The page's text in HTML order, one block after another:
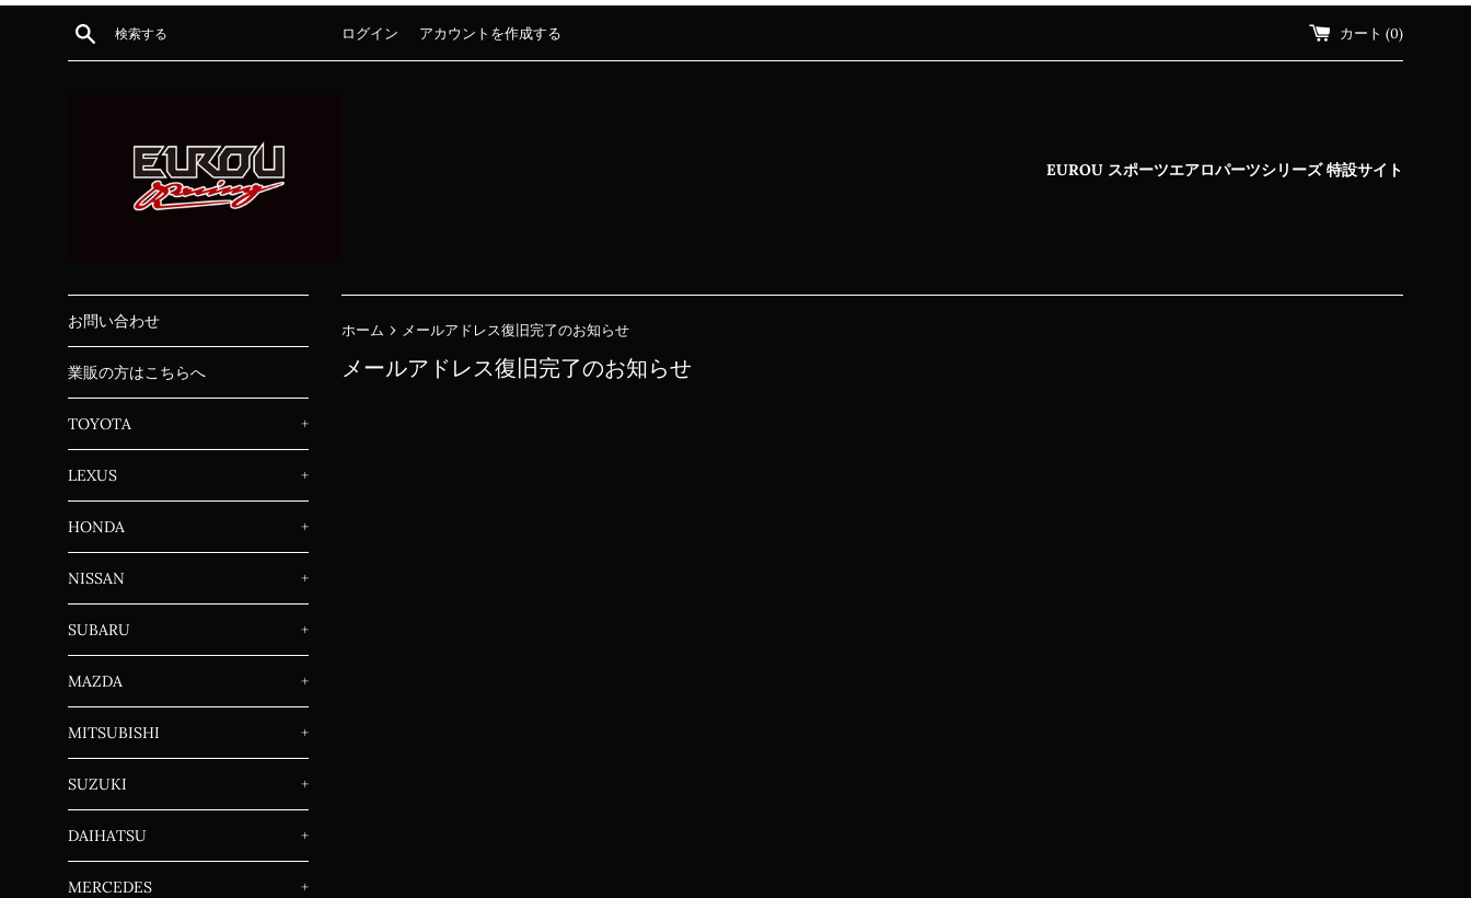
コ
検索する ログイン アカウントを作成する カート (0)
EUROU スポーツエアロパーツシリーズ 特設サイト
お問い合わせ
業販の方はこちらへ
TOYOTA +
LEXUS +
HONDA +
NISSAN +
SUBARU +
MAZDA +
MITSUBISHI +
SUZUKI +
DAIHATSU +
MERCEDES +
ホーム › メールアドレス復旧完了のお知らせ
メールアドレス復旧完了のお知らせ